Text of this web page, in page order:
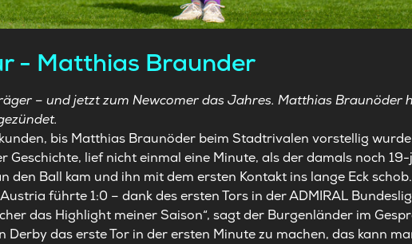
- Matthias Braunder
– und jetzt zum Newcomer das Jahres. Matthias Braunöder
bis Matthias Braunöder beim Stadtrivalen vorstellig
Geschichte, lief nicht einmal eine Minute, als der damals noch
den Ball kam und ihn mit dem ersten Kontakt ins lange Eck
führte 1:0 – dank des ersten Tors in der ADMIRAL
das Highlight meiner Saison“, sagt der Burgenländer im
Derby das erste Tor in der ersten Minute zu machen, das kann